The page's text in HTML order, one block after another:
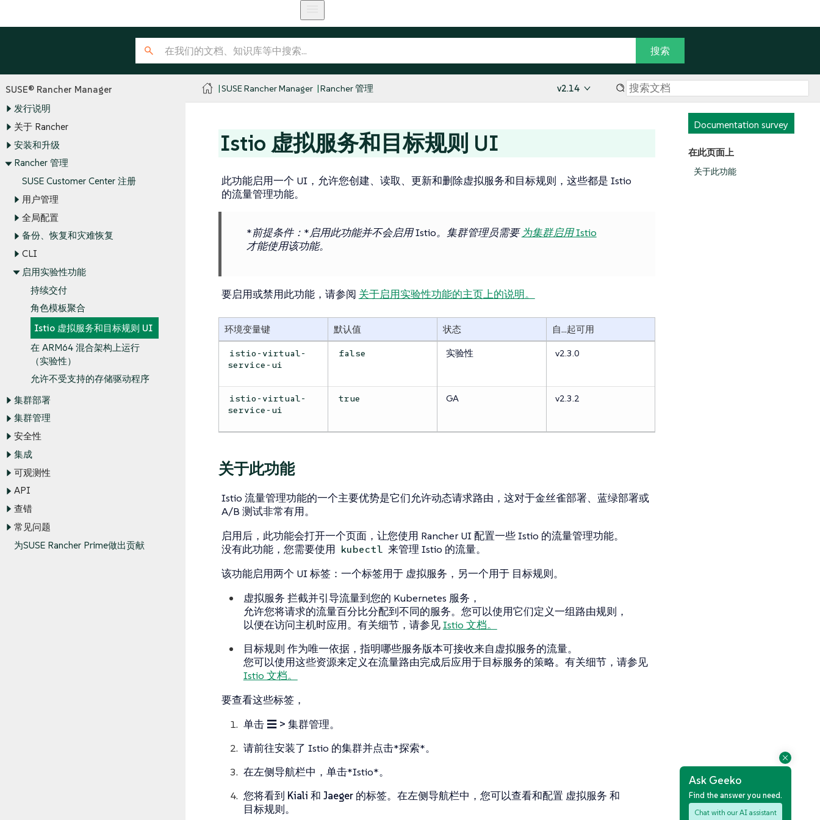
Ask Geeko
Find the answer you need.
Chat with our AI assistant
SUSE® Rancher Manager
发行说明
关于 Rancher
安装和升级
Rancher 管理
SUSE Customer Center 注册
用户管理
全局配置
备份、恢复和灾难恢复
CLI
启用实验性功能
持续交付
角色模板聚合
Istio 虚拟服务和目标规则 UI
在 ARM64 混合架构上运行
（实验性）
允许不受支持的存储驱动程序
集群部署
集群管理
安全性
集成
可观测性
API
查错
常见问题
为SUSE Rancher Prime做出贡献
SUSE Rancher Manager Rancher 管理 v2.14
Documentation survey
在此页面上
关于此功能
Istio 虚拟服务和目标规则 UI
此功能启用一个 UI，允许您创建、读取、更新和删除虚拟服务和目标规则，这些都是 Istio
的流量管理功能。
*前提条件：*启用此功能并不会启用 Istio。集群管理员需要 为集群启用 Istio
才能使用该功能。
要启用或禁用此功能，请参阅 关于启用实验性功能的主页上的说明。
环境变量键 默认值 状态 自...起可用
istio-virtual-
service-ui
false 实验性 v2.3.0
istio-virtual-
service-ui
true GA v2.3.2
关于此功能
Istio 流量管理功能的一个主要优势是它们允许动态请求路由，这对于金丝雀部署、蓝绿部署或
A/B 测试非常有用。
启用后，此功能会打开一个页面，让您使用 Rancher UI 配置一些 Istio 的流量管理功能。
没有此功能，您需要使用 kubectl 来管理 Istio 的流量。
该功能启用两个 UI 标签：一个标签用于 虚拟服务 ，另一个用于 目标规则。
虚拟服务 拦截并引导流量到您的 Kubernetes 服务，
允许您将请求的流量百分比分配到不同的服务。您可以使用它们定义一组路由规则，
以便在访问主机时应用。有关细节，请参见Istio 文档。
目标规则 作为唯一依据，指明哪些服务版本可接收来自虚拟服务的流量。
您可以使用这些资源来定义在流量路由完成后应用于目标服务的策略。有关细节，请参见
Istio 文档。
要查看这些标签，
单击 ☰ > 集群管理。
请前往安装了 Istio 的集群并点击*探索*。
在左侧导航栏中，单击*Istio*。
您将看到 Kiali 和 Jaeger的标签。在左侧导航栏中，您可以查看和配置 虚拟服务 和
目标规则。